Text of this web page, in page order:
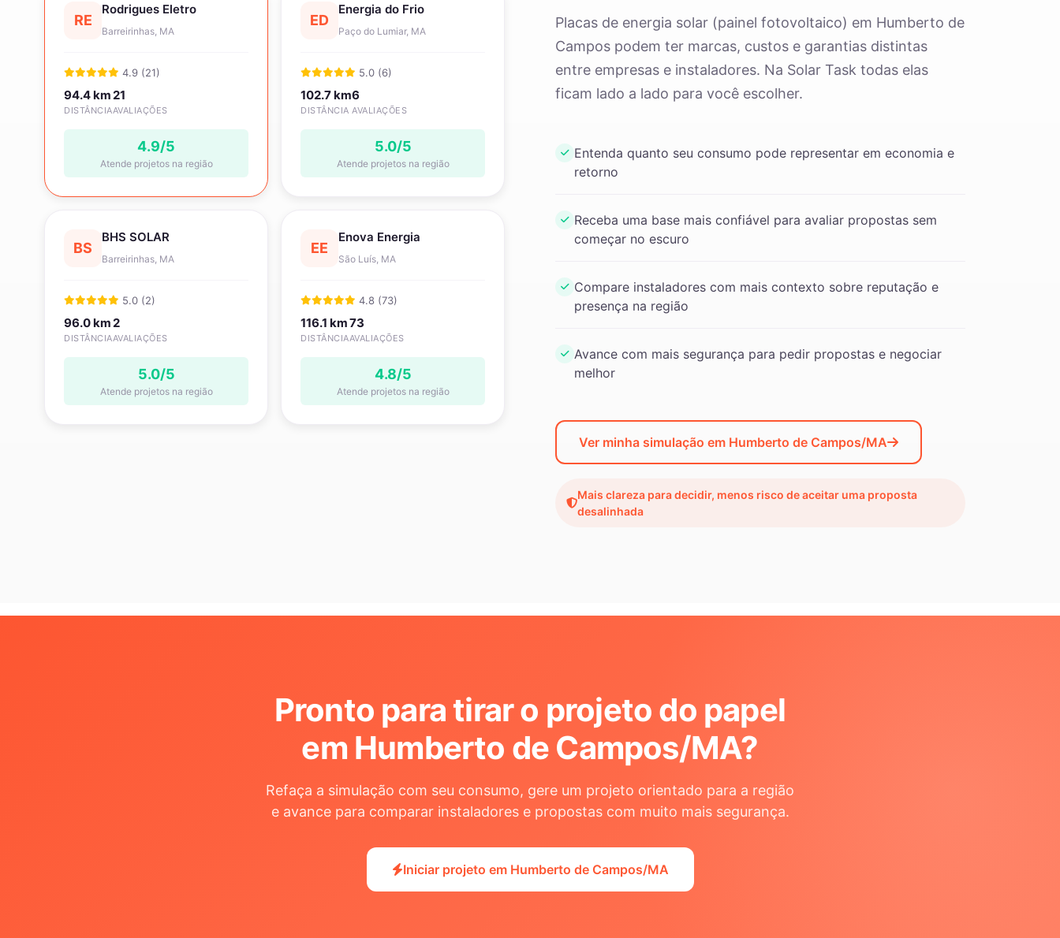
RE
Rodrigues Eletro
Barreirinhas, MA
4.9 (21)
94.4 km
DISTÂNCIA
21
AVALIAÇÕES
4.9/5
Atende projetos na região
ED
Energia do Frio
Paço do Lumiar, MA
5.0 (6)
102.7 km
DISTÂNCIA
6
AVALIAÇÕES
5.0/5
Atende projetos na região
BS
BHS SOLAR
Barreirinhas, MA
5.0 (2)
96.0 km
DISTÂNCIA
2
AVALIAÇÕES
5.0/5
Atende projetos na região
EE
Enova Energia
São Luís, MA
4.8 (73)
116.1 km
DISTÂNCIA
73
AVALIAÇÕES
4.8/5
Atende projetos na região
Placas de energia solar (painel fotovoltaico) em Humberto de
Campos podem ter marcas, custos e garantias distintas
entre empresas e instaladores. Na Solar Task todas elas
ficam lado a lado para você escolher.
Entenda quanto seu consumo pode representar em economia e
retorno
Receba uma base mais confiável para avaliar propostas sem
começar no escuro
Compare instaladores com mais contexto sobre reputação e
presença na região
Avance com mais segurança para pedir propostas e negociar
melhor
Ver minha simulação em Humberto de Campos/MA
Mais clareza para decidir, menos risco de aceitar uma proposta
desalinhada
Pronto para tirar o projeto do papel
em Humberto de Campos/MA?
Refaça a simulação com seu consumo, gere um projeto orientado para a região
e avance para comparar instaladores e propostas com muito mais segurança.
Iniciar projeto em Humberto de Campos/MA